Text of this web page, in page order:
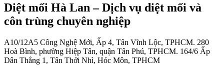
Diệt mối Hà Lan – Dịch vụ diệt mối và
côn trùng chuyên nghiệp
A10/12A5 Công Nghệ Mới, Ấp 4, Tân Vĩnh Lộc, TPHCM. 280
Hoà Bình, phường Hiệp Tân, quận Tân Phú, TPHCM. 164/6 Ấp
Dân Thắng 1, Tân Thới Nhì, Hóc Môn, TPHCM